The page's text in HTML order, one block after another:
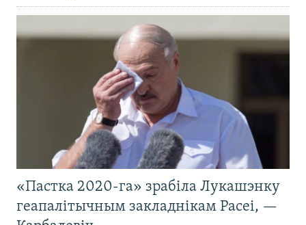
«Пастка 2020-га» зрабіла Лукашэнку
геапалітычным закладнікам Расеі, —